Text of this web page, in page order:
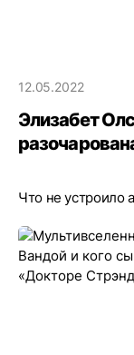
12.05.2022
Элизабет
Что не устроило